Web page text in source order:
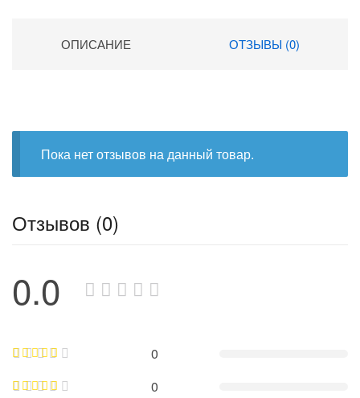
ОПИСАНИЕ ОТЗЫВЫ (0)
Пока нет отзывов на данный товар.
Отзывов (0)
0.0
0
0